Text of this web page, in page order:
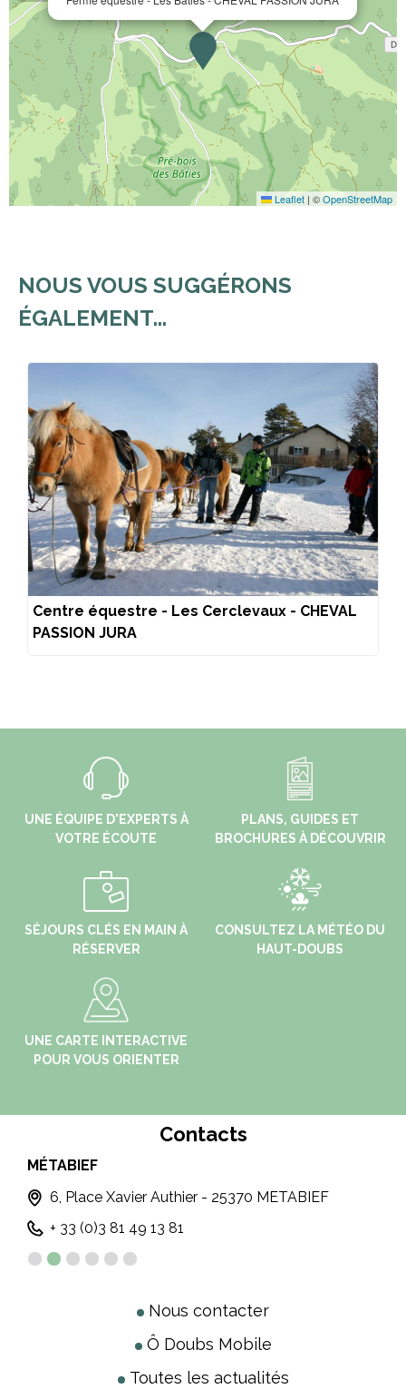
Leaflet | ©OpenStreetMap
NOUS VOUS SUGGÉRONS
ÉGALEMENT...
Centre équestre - Les Cerclevaux - CHEVAL
PASSION JURA
UNE ÉQUIPE D'EXPERTS À
VOTRE ÉCOUTE
PLANS, GUIDES ET
BROCHURES À DÉCOUVRIR
SÉJOURS CLÉS EN MAIN À
RÉSERVER
CONSULTEZ LA MÉTÉO DU
HAUT-DOUBS
UNE CARTE INTERACTIVE
POUR VOUS ORIENTER
Contacts
MÉTABIEF
6, Place Xavier Authier - 25370 METABIEF
+ 33 (0)3 81 49 13 81
Nous contacter
Ô Doubs Mobile
Toutes les actualités